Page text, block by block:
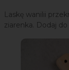
Laskę wanilii
ziarenka. Dodaj